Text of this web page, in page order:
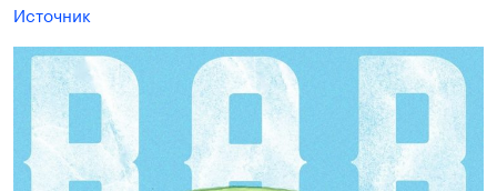
Источник